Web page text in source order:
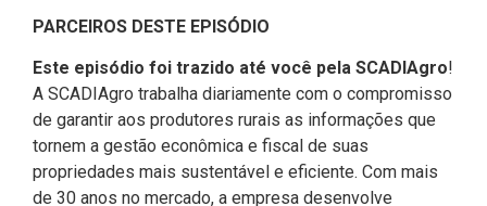
PARCEIROS DESTE EPISÓDIO
Este episódio foi trazido até você pela SCADIAgro!
A SCADIAgro trabalha diariamente com o compromisso
de garantir aos produtores rurais as informações que
tornem a gestão econômica e fiscal de suas
propriedades mais sustentável e eficiente. Com mais
de 30 anos no mercado, a empresa desenvolve